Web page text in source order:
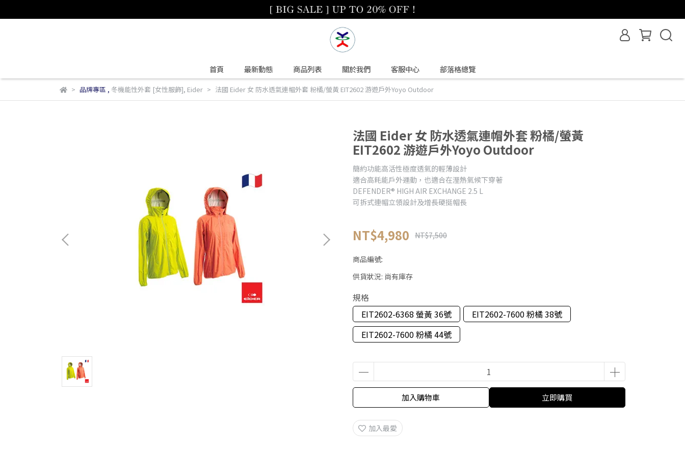
首頁 最新動態 商品列表 關於我們 客服中心 部落格總覽
品牌專區 , 冬機能性外套 [女性服飾], Eider 法國 Eider 女 防水透氣連帽外套 粉橘/螢黃 EIT2602 游遊戶外Yoyo Outdoor
法國 Eider 女 防水透氣連帽外套 粉橘/螢黃
EIT2602 游遊戶外Yoyo Outdoor
簡約功能高活性極度透氣的輕薄設計
適合高耗能戶外運動，也適合在溼熱氣候下穿著
DEFENDER® HIGH AIR EXCHANGE 2.5 L
可拆式連帽立領設計及增長硬挺帽長
NT$4,980 NT$7,500
商品編號:
供貨狀況: 尚有庫存
規格
EIT2602-6368 螢黃 36號
EIT2602-7600 粉橘 38號
EIT2602-7600 粉橘 44號
加入購物車 立即購買
加入最愛